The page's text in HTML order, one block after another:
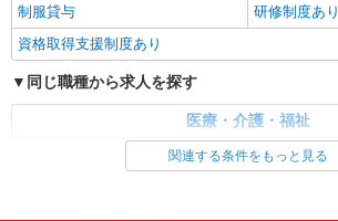
制服貸与
研修制度あり
資格取得支援制度あり
同じ職種から求人を探す
医療・介護・福祉
関連する条件をもっと見る